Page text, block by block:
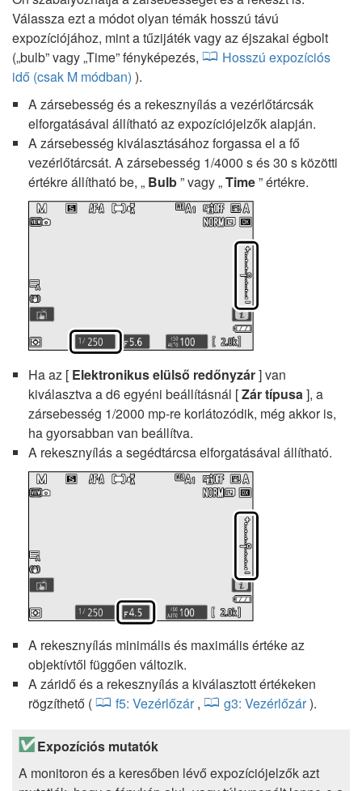
Válassza ezt a módot olyan témák hosszú távú
expozíciójához, mint a tűzijáték vagy az éjszakai égbolt
(„bulb” vagy „Time” fényképezés,
Hosszú expozíciós
idő (csak M módban) ).
A zársebesség és a rekesznyílás a vezérlőtárcsák
elforgatásával állítható az expozíciójelzők alapján.
A zársebesség kiválasztásához forgassa el a fő
vezérlőtárcsát. A zársebesség 1/4000 s és 30 s közötti
értékre állítható be, „ Bulb” vagy „Time” értékre.
Ha az [ Elektronikus elülső redőnyzár] van
kiválasztva a d6 egyéni beállításnál [Zár típusa], a
zársebesség 1/2000 mp-re korlátozódik, még akkor is,
ha gyorsabban van beállítva.
A rekesznyílás a segédtárcsa elforgatásával állítható.
A rekesznyílás minimális és maximális értéke az
objektívtől függően változik.
A záridő és a rekesznyílás a kiválasztott értékeken
rögzíthető (
f5: Vezérlőzár, g3: Vezérlőzár).
Expozíciós mutatók
A monitoron és a keresőben lévő expozíciójelzők azt